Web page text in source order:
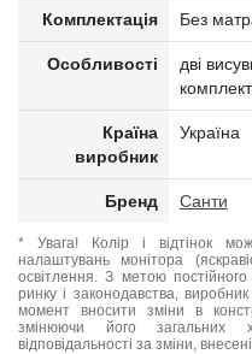
Комплектація Без
Особливості
дві
Країна
виробник
Україна
Бренд Санти
* Увага! Колір і відтінок
налаштувань монітора
освітлення. З метою постійного
ринку і законодавства,
момент вносити зміни в
змінюючи його загальних
відповідальності за зміни,